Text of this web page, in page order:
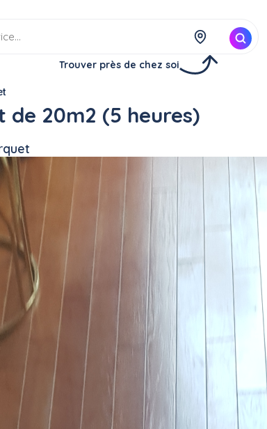
Trouver près de chez soi
de 20m2 (5 heures)
à Rosny-sous-Bois (93110)
200€
me poncer mon parquet de 20 m2 et